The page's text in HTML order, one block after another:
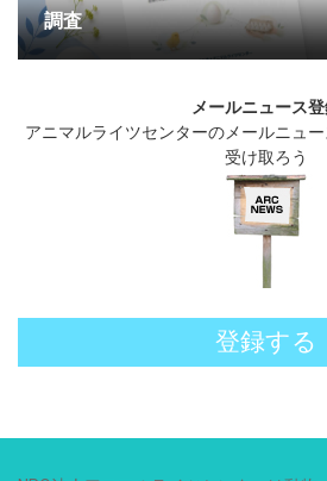
調査
メールニュース
アニマルライツセンターのメールニュ
受け取ろう
登録する